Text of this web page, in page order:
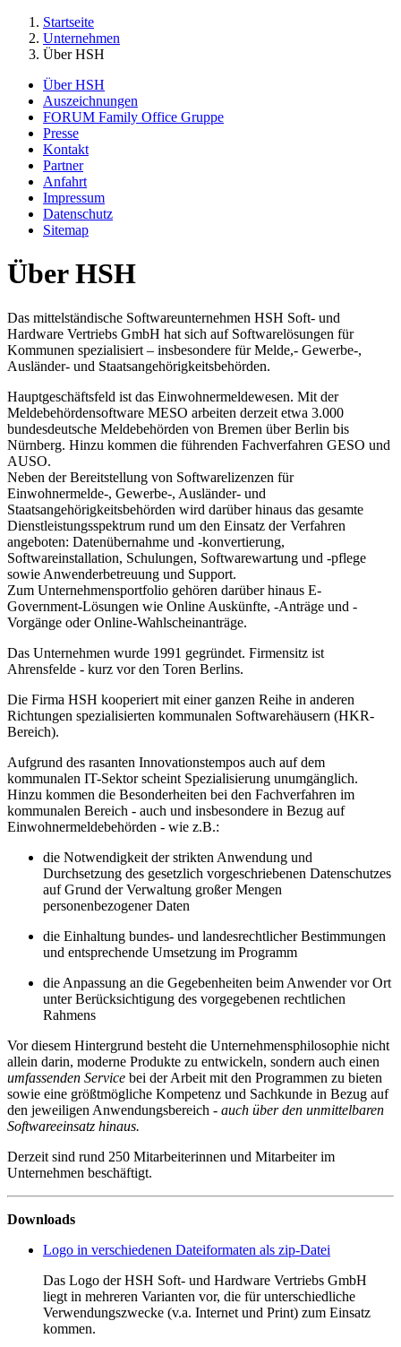
Startseite
Unternehmen
Über HSH
Über HSH
Auszeichnungen
FORUM Family Office Gruppe
Presse
Kontakt
Partner
Anfahrt
Impressum
Datenschutz
Sitemap
Über HSH
Das mittelständische Softwareunternehmen HSH Soft- und
Hardware Vertriebs GmbH hat sich auf Softwarelösungen für
Kommunen spezialisiert – insbesondere für Melde,- Gewerbe-,
Ausländer- und Staatsangehörigkeitsbehörden.
Hauptgeschäftsfeld ist das Einwohnermeldewesen. Mit der
Meldebehördensoftware MESO arbeiten derzeit etwa 3.000
bundesdeutsche Meldebehörden von Bremen über Berlin bis
Nürnberg. Hinzu kommen die führenden Fachverfahren GESO und
AUSO.
Neben der Bereitstellung von Softwarelizenzen für
Einwohnermelde-, Gewerbe-, Ausländer- und
Staatsangehörigkeitsbehörden wird darüber hinaus das gesamte
Dienstleistungsspektrum rund um den Einsatz der Verfahren
angeboten: Datenübernahme und -konvertierung,
Softwareinstallation, Schulungen, Softwarewartung und -pflege
sowie Anwenderbetreuung und Support.
Zum Unternehmensportfolio gehören darüber hinaus E-
Government-Lösungen wie Online Auskünfte, -Anträge und -
Vorgänge oder Online-Wahlscheinanträge.
Das Unternehmen wurde 1991 gegründet. Firmensitz ist
Ahrensfelde - kurz vor den Toren Berlins.
Die Firma HSH kooperiert mit einer ganzen Reihe in anderen
Richtungen spezialisierten kommunalen Softwarehäusern (HKR-
Bereich).
Aufgrund des rasanten Innovationstempos auch auf dem
kommunalen IT-Sektor scheint Spezialisierung unumgänglich.
Hinzu kommen die Besonderheiten bei den Fachverfahren im
kommunalen Bereich - auch und insbesondere in Bezug auf
Einwohnermeldebehörden - wie z.B.:
die Notwendigkeit der strikten Anwendung und
Durchsetzung des gesetzlich vorgeschriebenen Datenschutzes
auf Grund der Verwaltung großer Mengen
personenbezogener Daten
die Einhaltung bundes- und landesrechtlicher Bestimmungen
und entsprechende Umsetzung im Programm
die Anpassung an die Gegebenheiten beim Anwender vor Ort
unter Berücksichtigung des vorgegebenen rechtlichen
Rahmens
Vor diesem Hintergrund besteht die Unternehmensphilosophie nicht
allein darin, moderne Produkte zu entwickeln, sondern auch einen
umfassenden Service bei der Arbeit mit den Programmen zu bieten
sowie eine größtmögliche Kompetenz und Sachkunde in Bezug auf
den jeweiligen Anwendungsbereich - auch über den unmittelbaren
Softwareeinsatz hinaus.
Derzeit sind rund 250 Mitarbeiterinnen und Mitarbeiter im
Unternehmen beschäftigt.
Downloads
Logo in verschiedenen Dateiformaten als zip-Datei
Das Logo der HSH Soft- und Hardware Vertriebs GmbH
liegt in mehreren Varianten vor, die für unterschiedliche
Verwendungszwecke (v.a. Internet und Print) zum Einsatz
kommen.